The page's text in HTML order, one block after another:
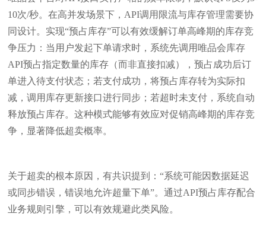
10次/秒。在高并发场景下，API调用限流与库存管理需要协
同设计。实现“预占库存”可以有效缓解订单高峰期的库存竞
争压力：当用户发起下单请求时，系统先调用唯品会库存
API预占指定数量的库存（而非直接扣减），预占成功后订
单进入待支付状态；若支付成功，将预占库存转为实际扣
减，调用库存更新接口进行同步；若超时未支付，系统自动
释放预占库存。这种模式能够有效应对促销高峰期的库存竞
争，显著降低超卖概率。
关于超卖的根本原因，有共识提到：“系统可能因数据延迟
或同步错误，错误地允许超量下单”。通过API预占库存配合
业务规则引擎，可以有效规避此类风险。